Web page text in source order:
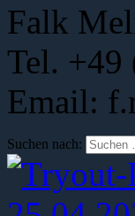
Falk
Tel. +49
Email:
Suchen nach: